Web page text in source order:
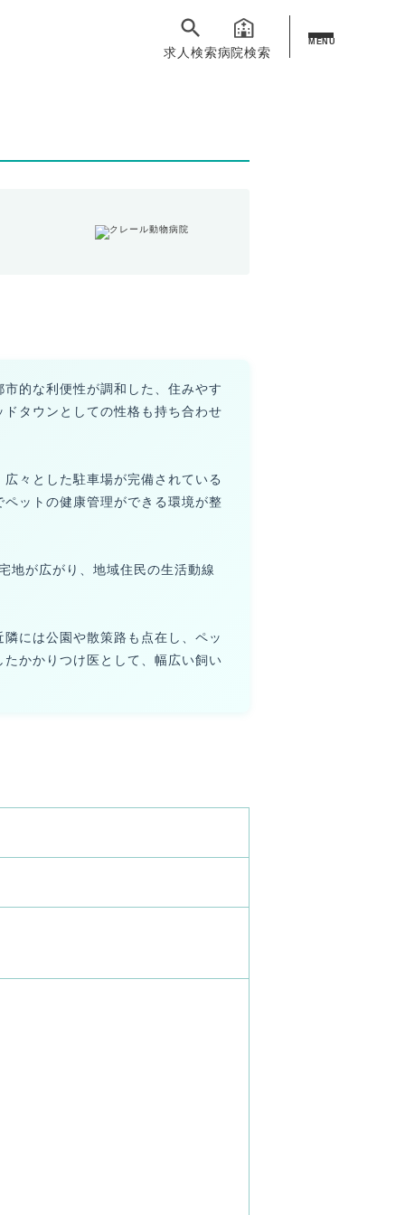
求人検索病院検索
MENU
的な利便性が調和した、住みやす
タウンとしての性格も持ち合わせ
々とした駐車場が完備されている
ットの健康管理ができる環境が整
地が広がり、地域住民の生活動線
には公園や散策路も点在し、ペッ
かかりつけ医として、幅広い飼い